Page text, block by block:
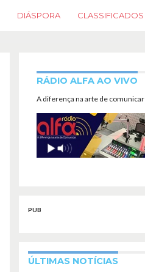
DIÁSPORA CLASSIFICADOS
RÁDIO ALFA AO VIVO
A diferença na arte de comunicar
PUB
ÚLTIMAS NOTÍCIAS